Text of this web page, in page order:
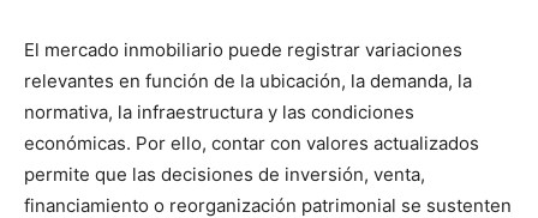
El mercado inmobiliario puede registrar variaciones
relevantes en función de la ubicación, la demanda, la
normativa, la infraestructura y las condiciones
económicas. Por ello, contar con valores actualizados
permite que las decisiones de inversión, venta,
financiamiento o reorganización patrimonial se sustenten